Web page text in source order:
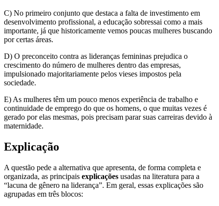
C) No primeiro conjunto que destaca a falta de investimento em
desenvolvimento profissional, a educação sobressai como a mais
importante, já que historicamente vemos poucas mulheres buscando
por certas áreas.
D) O preconceito contra as lideranças femininas prejudica o
crescimento do número de mulheres dentro das empresas,
impulsionado majoritariamente pelos vieses impostos pela
sociedade.
E) As mulheres têm um pouco menos experiência de trabalho e
continuidade de emprego do que os homens, o que muitas vezes é
gerado por elas mesmas, pois precisam parar suas carreiras devido à
maternidade.
Explicação
A questão pede a alternativa que apresenta, de forma completa e
organizada, as principais explicações usadas na literatura para a
“lacuna de gênero na liderança”. Em geral, essas explicações são
agrupadas em três blocos: